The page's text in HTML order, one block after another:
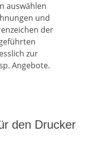
auswählen
und
der
zur
Angebote.
den Drucker